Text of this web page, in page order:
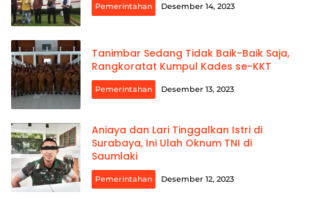
Pemerintahan Desember 14, 2023
Tanimbar Sedang Tidak Baik-Baik Saja,
Rangkoratat Kumpul Kades se-KKT
Pemerintahan Desember 13, 2023
Aniaya dan Lari Tinggalkan Istri di
Surabaya, Ini Ulah Oknum TNI di
Saumlaki
Pemerintahan Desember 12, 2023